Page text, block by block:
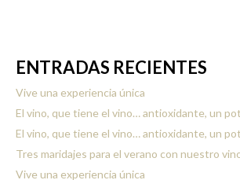
ENTRADAS RECIENTES
Vive una experiencia única
El vino, que tiene el vino… antioxidante, un
El vino, que tiene el vino… antioxidante, un
Tres maridajes para el verano con nuestro
Vive una experiencia única